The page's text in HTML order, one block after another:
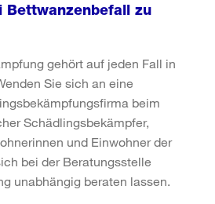
Bettwanzenbefall zu
gehört auf jeden Fall in
Sie sich an eine
beim
Schädlingsbekämpfer,
und Einwohner der
bei der Beratungsstelle
unabhängig beraten lassen.